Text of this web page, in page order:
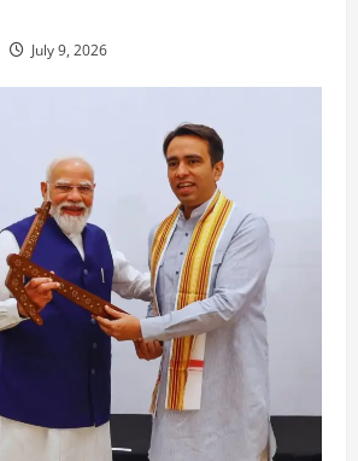
July 9, 2026